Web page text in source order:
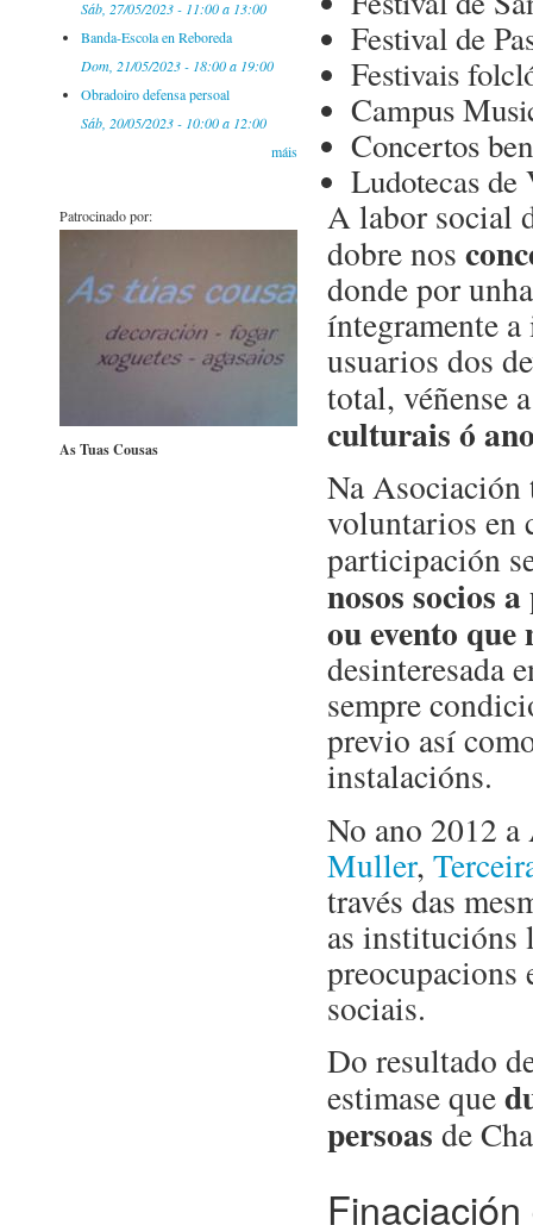
Sáb, 27/05/2023 - 11:00a 13:00
Banda-Escola en Reboreda
Dom, 21/05/2023 - 18:00a 19:00
Obradoiro defensa persoal
Sáb, 20/05/2023 - 10:00a 12:00
máis
Patrocinado por:
As Tuas Cousas
Festival de
Festivais
Campus
Concertos
Ludotecas de
A labor social
dobre nos
donde por
íntegramente
usuarios dos
total, véñense
culturais ó
Na Asociación
voluntarios en
participación
nosos socios
ou evento
desinteresada
sempre
previo así
instalacións.
No ano 2012
Muller,
través das
as institucións
preocupacions
sociais.
Do resultado
estimase que
persoas de